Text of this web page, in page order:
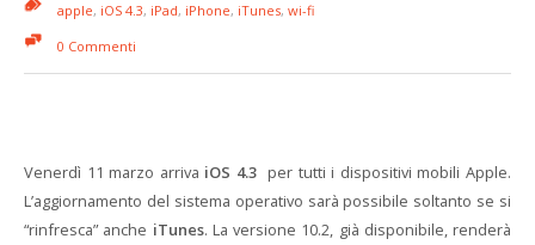
apple, iOS 4.3, iPad, iPhone, iTunes, wi-fi
0 Commenti
Venerdì 11 marzo arriva iOS 4.3per tutti i dispositivi mobili Apple.
L’aggiornamento del sistema operativo sarà possibile soltanto se si
“rinfresca” anche iTunes. La versione 10.2, già disponibile, renderà